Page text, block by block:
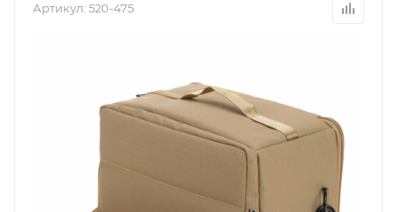
Артикул: 520-475